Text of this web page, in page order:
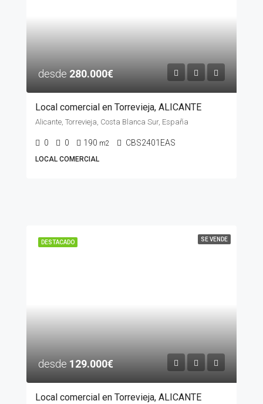
desde 280.000€
Local comercial en Torrevieja, ALICANTE
Alicante, Torrevieja, Costa Blanca Sur, España
0 0 190 m2 CBS2401EAS
LOCAL COMERCIAL
DESTACADO SE VENDE
desde 129.000€
Local comercial en Torrevieja, ALICANTE